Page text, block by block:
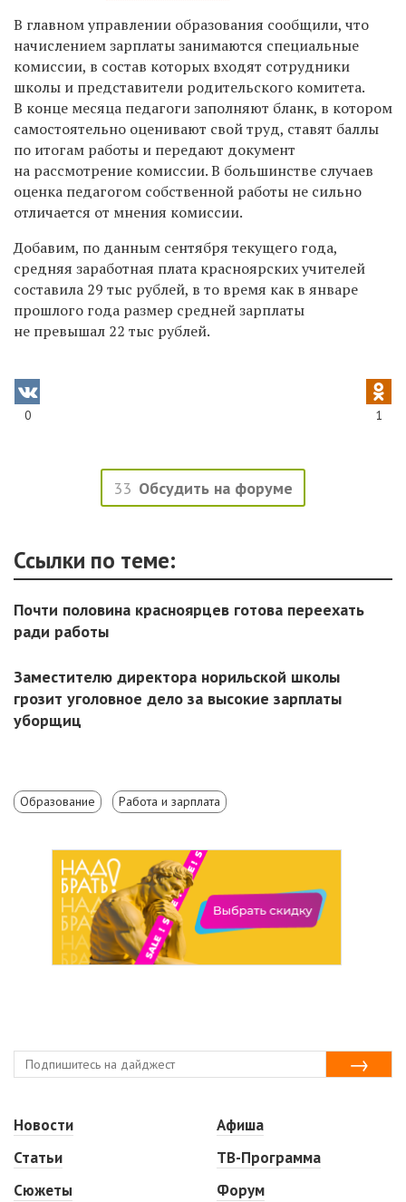
В главном управлении образования сообщили, что
начислением зарплаты занимаются специальные
комиссии, в состав которых входят сотрудники
школы и представители родительского комитета.
В конце месяца педагоги заполняют бланк, в котором
самостоятельно оценивают свой труд, ставят баллы
по итогам работы и передают документ
на рассмотрение комиссии. В большинстве случаев
оценка педагогом собственной работы не сильно
отличается от мнения комиссии.
Добавим, по данным сентября текущего года,
средняя заработная плата красноярских учителей
составила 29 тыс рублей, в то время как в январе
прошлого года размер средней зарплаты
не превышал 22 тыс рублей.
0 1
33 Обсудить на форуме
Ссылки по теме:
Почти половина красноярцев готова переехать
ради работы
Заместителю директора норильской школы
грозит уголовное дело за высокие зарплаты
уборщиц
Образование Работа и зарплата
Новости
Статьи
Сюжеты
Афиша
ТВ-Программа
Форум